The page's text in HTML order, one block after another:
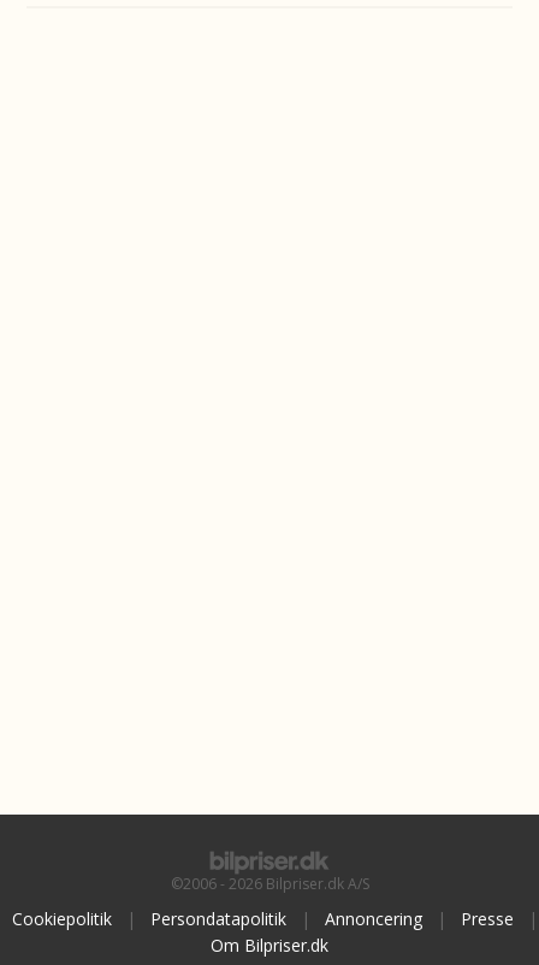
©2006 - 2026 Bilpriser.dk A/S
Cookiepolitik | Persondatapolitik | Annoncering | Presse
|
Om Bilpriser.dk